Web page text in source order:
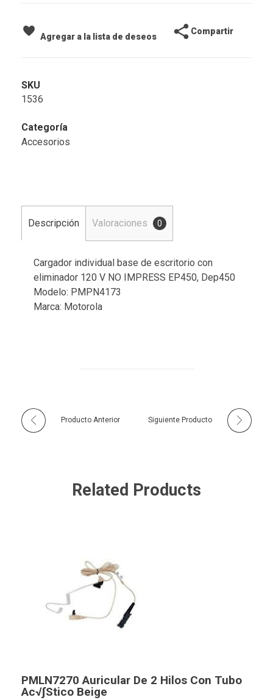
Agregar a la lista de deseos
Compartir
SKU
1536
Categoría
Accesorios
Descripción Valoraciones 0
Cargador individual base de escritorio con
eliminador 120 V NO IMPRESS EP450, Dep450
Modelo: PMPN4173
Marca: Motorola
Producto Anterior Siguiente Producto
Related Products
PMLN7270 Auricular De 2 Hilos Con Tubo
Ac√∫stico Beige